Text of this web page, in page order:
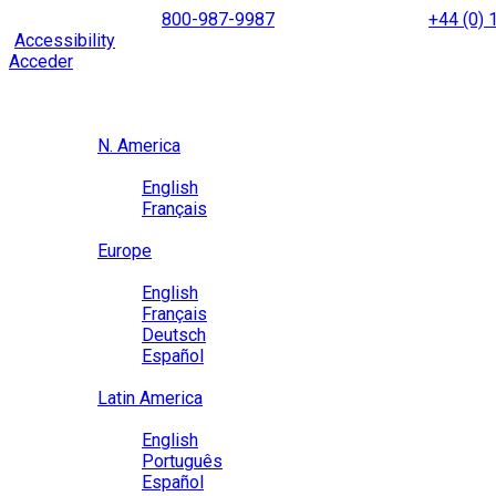
to
content
800-987-9987
+44 (0)
Accessibility
Acceder
N. America
English
Français
Europe
English
Français
Deutsch
Español
Latin America
English
Português
Español